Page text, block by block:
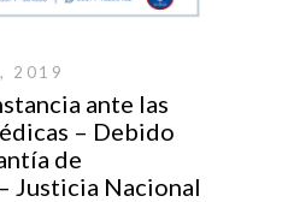
2019
ante las
– Debido
de
Justicia Nacional